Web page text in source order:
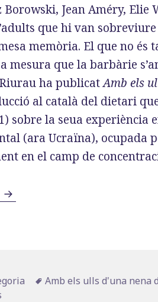
Jean Améry, Elie
que hi van
memòria. El que no és
mesura que la barbàrie
ha publicatAmb els
al català del dietari
sobre la seua experiència
(ara Ucraïna), ocupada
en el camp de
«Janina Hescheles: amb els
Etiquetes
Amb els ulls d'una nena